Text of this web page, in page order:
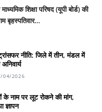
शिक्षा परिषद (यूपी बोर्ड) की
बृहस्पतिवार…
नीति: जिले में तीन, मंडल में
04/2026
के नाम पर लूट रोकने की मांग,
ज्ञापन